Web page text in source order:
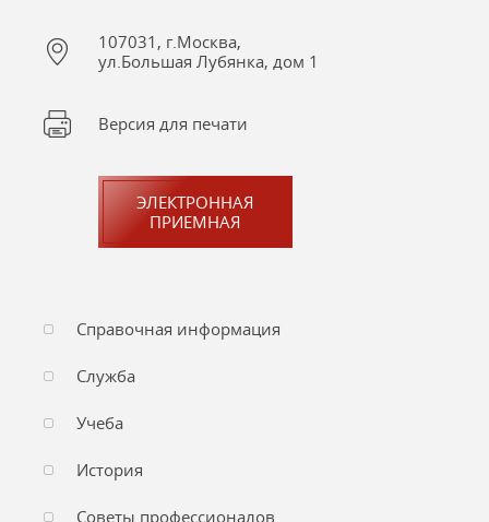
107031, г.Москва,
ул.Большая Лубянка, дом 1
Версия для печати
ЭЛЕКТРОННАЯ
ПРИЕМНАЯ
Справочная информация
Служба
Учеба
История
Советы профессионалов